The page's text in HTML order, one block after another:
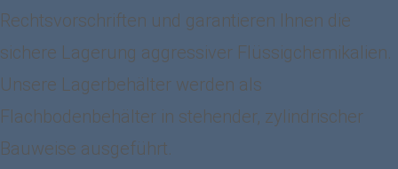
Rechtsvorschriften und garantieren Ihnen die
sichere Lagerung aggressiver Flüssigchemikalien.
Unsere Lagerbehälter werden als
Flachbodenbehälter in stehender, zylindrischer
Bauweise ausgeführt.